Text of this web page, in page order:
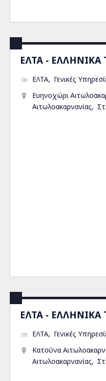
ΕΛΤΑ - ΕΛΛΗΝΙΚΑ
ΕΛΤΑ
Γενικές
Ευηνοχώρι
Αιτωλοακαρνανίας
ΕΛΤΑ - ΕΛΛΗΝΙΚΑ
ΕΛΤΑ
Γενικές
Κατούνα
Αιτωλοακαρνανίας